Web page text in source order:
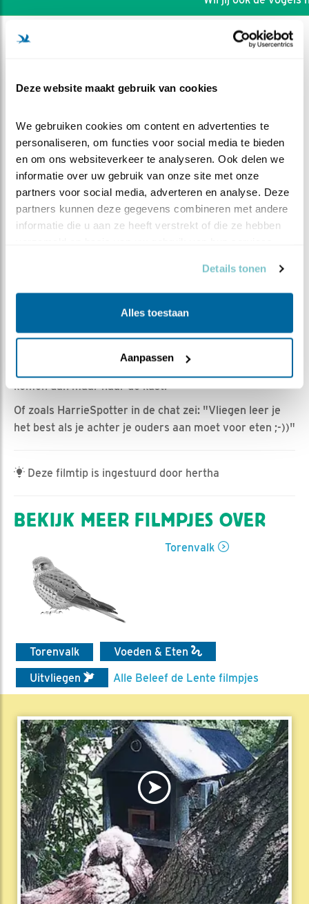
Deze website maakt gebruik van cookies
We gebruiken cookies om content en advertenties te
personaliseren, om functies voor social media te bieden
en om ons websiteverkeer te analyseren. Ook delen we
informatie over uw gebruik van onze site met onze
partners voor social media, adverteren en analyse. Deze
partners kunnen deze gegevens combineren met andere
informatie die u aan ze heeft verstrekt of die ze hebben
Details tonen
Alles toestaan
Aanpassen
HannahK | Geplaatst op 13 juni 2025, 15:49 |
leuk
Man heeft wellicht nog niet helemaal in zijn systeem
komen dan maar naar de kast.
Of zoals HarrieSpotter in de chat zei: "Vliegen leer je
het best als je achter je ouders aan moet voor eten ;-))"
Deze filmtip is ingestuurd door hertha
BEKIJK MEER FILMPJES OVER
Torenvalk
Torenvalk
Voeden & Eten
Uitvliegen
Alle Beleef de Lente filmpjes